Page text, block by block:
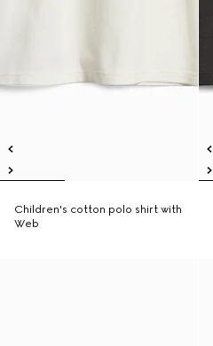
Children's cotton polo shirt with
Web